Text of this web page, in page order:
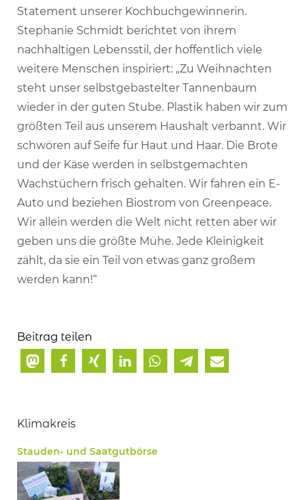
Statement unserer Kochbuchgewinnerin.
Stephanie Schmidt berichtet von ihrem
nachhaltigen Lebensstil, der hoffentlich viele
weitere Menschen inspiriert: „Zu Weihnachten
steht unser selbstgebastelter Tannenbaum
wieder in der guten Stube. Plastik haben wir zum
größten Teil aus unserem Haushalt verbannt. Wir
schwören auf Seife für Haut und Haar. Die Brote
und der Käse werden in selbstgemachten
Wachstüchern frisch gehalten. Wir fahren ein E-
Auto und beziehen Biostrom von Greenpeace.
Wir allein werden die Welt nicht retten aber wir
geben uns die größte Mühe. Jede Kleinigkeit
zählt, da sie ein Teil von etwas ganz großem
werden kann!“
Beitrag teilen
Klimakreis
Stauden- und Saatgutbörse